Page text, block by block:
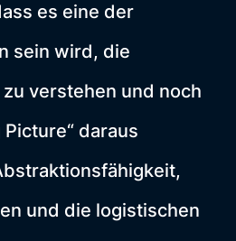
es eine der
sein wird, die
verstehen und noch
daraus
und die logistischen